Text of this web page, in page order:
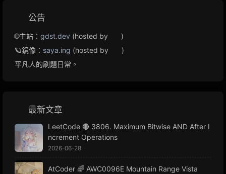
公告
🌐主站： gdst.dev (hosted by
)
🪐鏡像： saya.ing (hosted by
)
平凡人的刷題日常。
最新文章
LeetCode 🔴 3806. Maximum Bitwise AND After I
ncrement Operations
2026-06-28
AtCoder 🌈 AWC0096E Mountain Range Vista